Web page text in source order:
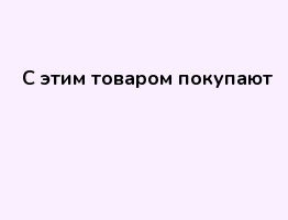
С этим товаром покупают